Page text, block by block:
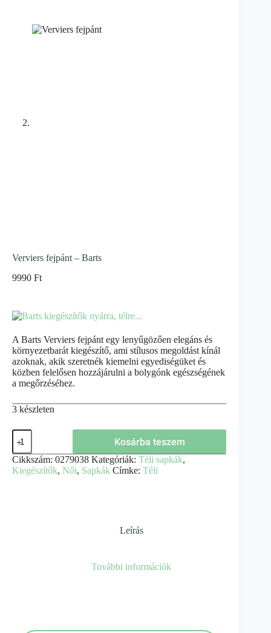
Verviers fejpánt – Barts
9990 Ft
A Barts Verviers fejpánt egy lenyűgözően elegáns és
környezetbarát kiegészítő, ami stílusos megoldást kínál
azoknak, akik szeretnék kiemelni egyediségüket és
közben felelősen hozzájárulni a bolygónk egészségének
a megőrzéséhez.
3 készleten
Kosárba teszem
Cikkszám: 0279038 Kategóriák: Téli sapkák,
Kiegészítők, Női, Sapkák Címke: Téli
Leírás
További információk